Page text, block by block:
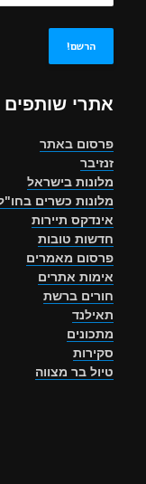
אתרי שותפים
פרסום באתר
זנזיבר
מלונות בישראל
מלונות כשרים
אינדקס תיירות
חדשות טובות
פרסום מאמרים
אימות אתרים
חורים ברשת
תאילנד
מתכונים
סקירות
טיול בר מצווה